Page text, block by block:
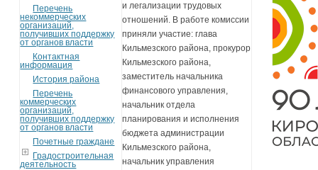
Перечень
некоммерческих
организаций,
получивших поддержку
от органов власти
Контактная
информация
История района
Перечень
коммерческих
организаций,
получивших поддержку
от органов власти
Почетные граждане
Градостроительная
деятельность
и легализации трудовых
отношений. В работе комиссии
приняли участие: глава
Кильмезского района, прокурор
Кильмезского района,
заместитель начальника
финансового управления,
начальник отдела
планирования и исполнения
бюджета администрации
Кильмезского района,
начальник управления